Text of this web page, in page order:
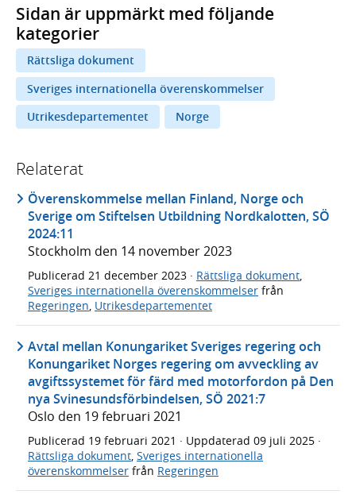
Sidan är uppmärkt med följande
kategorier
Rättsliga dokument
Sveriges internationella överenskommelser
Utrikesdepartementet
Norge
Relaterat
Överenskommelse mellan Finland, Norge och
Sverige om Stiftelsen Utbildning Nordkalotten, SÖ
2024:11
Stockholm den 14 november 2023
Publicerad 21 december 2023 · Rättsliga dokument
Sveriges internationella överenskommelser från
Regeringen Utrikesdepartementet
Avtal mellan Konungariket Sveriges regering och
Konungariket Norges regering om avveckling av
avgiftssystemet för färd med motorfordon på Den
nya Svinesundsförbindelsen, SÖ 2021:7
Oslo den 19 februari 2021
Publicerad 19 februari 2021 · Uppdaterad 09 juli 2025 ·
Rättsliga dokument, Sveriges internationella
överenskommelser från Regeringen